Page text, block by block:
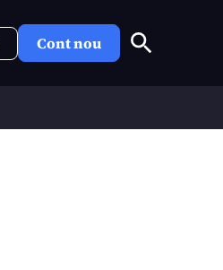
Cont nou